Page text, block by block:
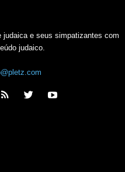
judaica e seus simpatizantes com
judaico.